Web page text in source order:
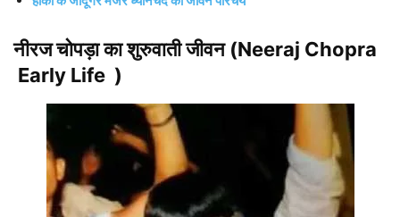
नीरज चोपड़ा का शुरुवाती जीवन (Neeraj Chopra
Early Life )